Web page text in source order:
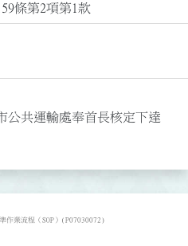
條第2項第1款
公共運輸處奉首長核定下達
作業流程（SOP）(P07030072)